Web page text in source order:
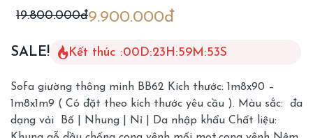
19.800.000đ9.900.000đ
SALE! Kết thúc :00D:23H:59M:51S
Sofa giường thông minh BB62 Kích thước: 1m8x90 –
1m8x1m9 ( Có đặt theo kích thước yêu cầu ). Màu sắc: đa
dạng vải Bố | Nhung | Nỉ | Da nhập khẩu Chất liệu: